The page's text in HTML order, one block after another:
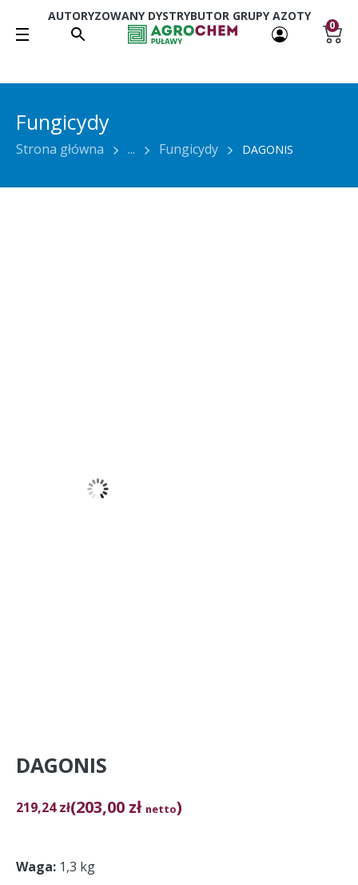
AUTORYZOWANY DYSTRYBUTOR GRUPY AZOTY
0
Fungicydy
Strona główna ... Fungicydy DAGONIS
DAGONIS
219,24zł(203,00 zł netto)
Waga 1,3 kg